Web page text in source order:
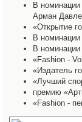
В
Арман
«Открытие
В
В
«Fashion -
«Издатель
«Лучший
премию
«Fashion -